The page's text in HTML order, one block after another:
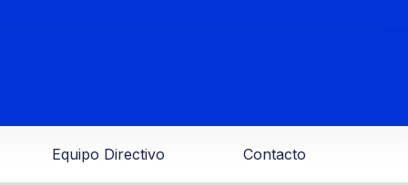
Equipo Directivo Contacto